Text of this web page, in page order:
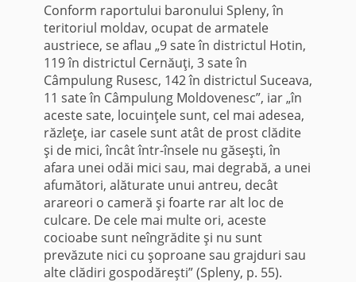
Conform raportului baronului Spleny, în
teritoriul moldav, ocupat de armatele
austriece, se aflau „9 sate în districtul Hotin,
119 în districtul Cernăuţi, 3 sate în
Câmpulung Rusesc, 142 în districtul Suceava,
11 sate în Câmpulung Moldovenesc”, iar „în
aceste sate, locuinţele sunt, cel mai adesea,
răzleţe, iar casele sunt atât de prost clădite
şi de mici, încât într-însele nu găseşti, în
afara unei odăi mici sau, mai degrabă, a unei
afumători, alăturate unui antreu, decât
arareori o cameră şi foarte rar alt loc de
culcare. De cele mai multe ori, aceste
cocioabe sunt neîngrădite şi nu sunt
prevăzute nici cu şoproane sau grajduri sau
alte clădiri gospodăreşti” (Spleny, p. 55).